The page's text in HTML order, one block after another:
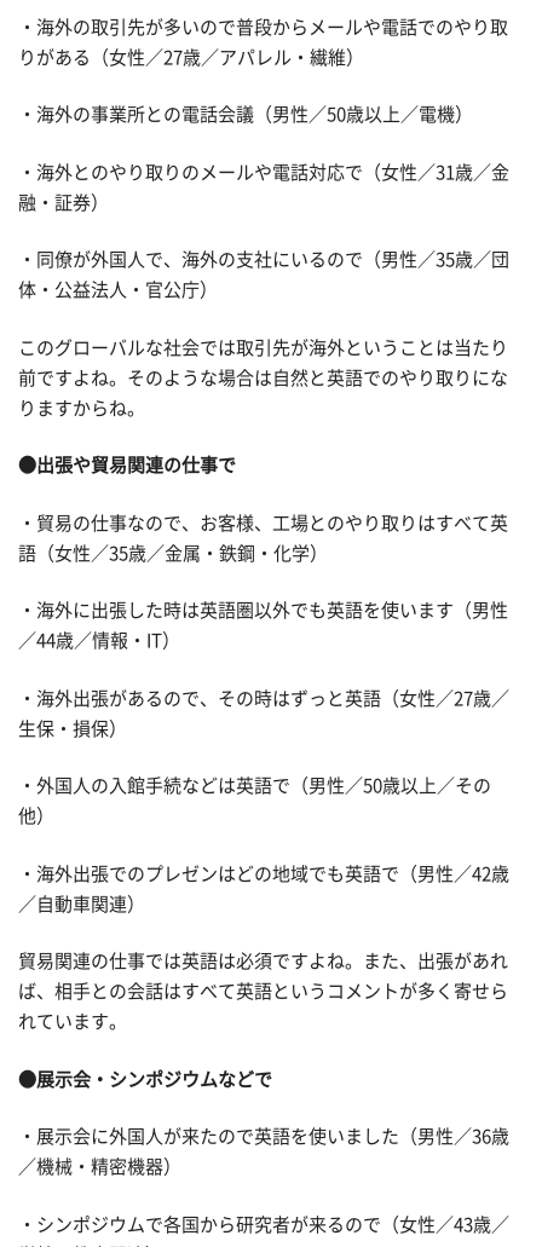
・海外の取引先が多いので普段からメールや電話でのやり取
りがある（女性／27歳／アパレル・繊維）
・海外の事業所との電話会議（男性／50歳以上／電機）
・海外とのやり取りのメールや電話対応で（女性／31歳／金
融・証券）
・同僚が外国人で、海外の支社にいるので（男性／35歳／団
体・公益法人・官公庁）
このグローバルな社会では取引先が海外ということは当たり
前ですよね。そのような場合は自然と英語でのやり取りにな
りますからね。
●出張や貿易関連の仕事で
・貿易の仕事なので、お客様、工場とのやり取りはすべて英
語（女性／35歳／金属・鉄鋼・化学）
・海外に出張した時は英語圏以外でも英語を使います（男性
／44歳／情報・IT）
・海外出張があるので、その時はずっと英語（女性／27歳／
生保・損保）
・外国人の入館手続などは英語で（男性／50歳以上／その
他）
・海外出張でのプレゼンはどの地域でも英語で（男性／42歳
／自動車関連）
貿易関連の仕事では英語は必須ですよね。また、出張があれ
ば、相手との会話はすべて英語というコメントが多く寄せら
れています。
●展示会・シンポジウムなどで
・展示会に外国人が来たので英語を使いました（男性／36歳
／機械・精密機器）
・シンポジウムで各国から研究者が来るので（女性／43歳／